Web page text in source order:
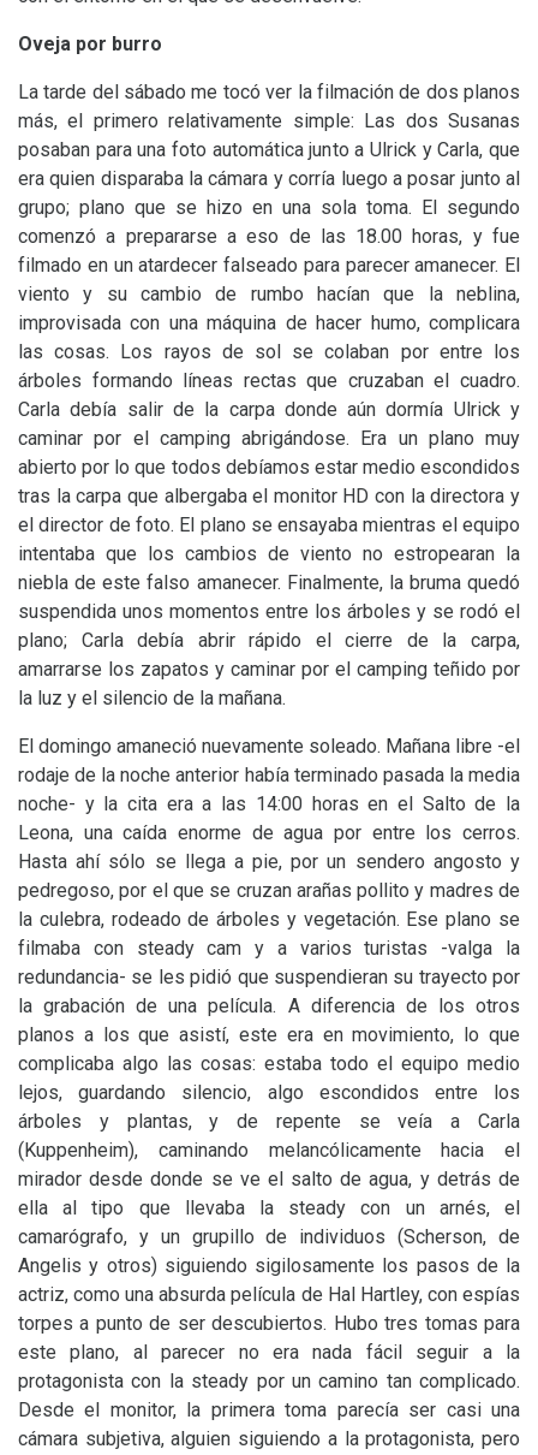
Oveja por burro
La tarde del sábado me tocó ver la filmación de dos planos
más, el primero relativamente simple: Las dos Susanas
posaban para una foto automática junto a Ulrick y Carla, que
era quien disparaba la cámara y corría luego a posar junto al
grupo; plano que se hizo en una sola toma. El segundo
comenzó a prepararse a eso de las 18.00 horas, y fue
filmado en un atardecer falseado para parecer amanecer. El
viento y su cambio de rumbo hacían que la neblina,
improvisada con una máquina de hacer humo, complicara
las cosas. Los rayos de sol se colaban por entre los
árboles formando líneas rectas que cruzaban el cuadro.
Carla debía salir de la carpa donde aún dormía Ulrick y
caminar por el camping abrigándose. Era un plano muy
abierto por lo que todos debíamos estar medio escondidos
tras la carpa que albergaba el monitor HD con la directora y
el director de foto. El plano se ensayaba mientras el equipo
intentaba que los cambios de viento no estropearan la
niebla de este falso amanecer. Finalmente, la bruma quedó
suspendida unos momentos entre los árboles y se rodó el
plano; Carla debía abrir rápido el cierre de la carpa,
amarrarse los zapatos y caminar por el camping teñido por
la luz y el silencio de la mañana.
El domingo amaneció nuevamente soleado. Mañana libre -el
rodaje de la noche anterior había terminado pasada la media
noche- y la cita era a las 14:00 horas en el Salto de la
Leona, una caída enorme de agua por entre los cerros.
Hasta ahí sólo se llega a pie, por un sendero angosto y
pedregoso, por el que se cruzan arañas pollito y madres de
la culebra, rodeado de árboles y vegetación. Ese plano se
filmaba con steady cam y a varios turistas -valga la
redundancia- se les pidió que suspendieran su trayecto por
la grabación de una película. A diferencia de los otros
planos a los que asistí, este era en movimiento, lo que
complicaba algo las cosas: estaba todo el equipo medio
lejos, guardando silencio, algo escondidos entre los
árboles y plantas, y de repente se veía a Carla
(Kuppenheim), caminando melancólicamente hacia el
mirador desde donde se ve el salto de agua, y detrás de
ella al tipo que llevaba la steady con un arnés, el
camarógrafo, y un grupillo de individuos (Scherson, de
Angelis y otros) siguiendo sigilosamente los pasos de la
actriz, como una absurda película de Hal Hartley, con espías
torpes a punto de ser descubiertos. Hubo tres tomas para
este plano, al parecer no era nada fácil seguir a la
protagonista con la steady por un camino tan complicado.
Desde el monitor, la primera toma parecía ser casi una
cámara subjetiva, alguien siguiendo a la protagonista, pero